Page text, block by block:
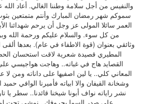
والنفيس من أجل سلامة وطننا الغالي. أعاد
سموكم شهر رمضان المبارك وأنتم متمتعين
العمر سائلا المولى عز وجل أن يرحم شهدائنا
من كل سوء. والسلام عليكم ورحمة الله
وثائقي بعنوان (قوة الاطفاء في عام). بعدها
المطيري قصيدة شعرية لاقت استحسان
القصايد هاج في غباته.. وهاجت هواجيسي
المعاني كلي.. يا لين اصفيها على داناته ومن
وشخانة القيفان والا ابياته فأميرنا الوافي
نشر راياته نواف أبونا شيخنا قائدنا.. سطر يا
على صدر السما بحروفك.. نمشي تحت